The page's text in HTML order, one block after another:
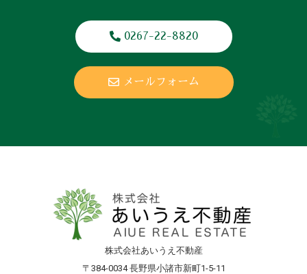
0267-22-8820
メールフォーム
株式会社あいうえ不動産
〒384-0034 長野県小諸市新町1-5-11